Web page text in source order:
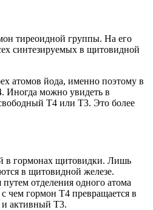
тиреоидной группы. На его
синтезируемых в щитовидной
атомов йода, именно поэтому в
Иногда можно увидеть в
Т4 или Т3. Это более
в гормонах щитовидки. Лишь
в щитовидной железе.
отделения одного атома
чем гормон Т4 превращается в
и активный Т3.